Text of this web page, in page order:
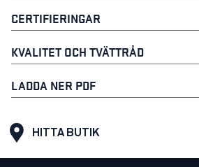
CERTIFIERINGAR
KVALITET OCH TVÄTTRÅD
LADDA NER PDF
HITTA BUTIK